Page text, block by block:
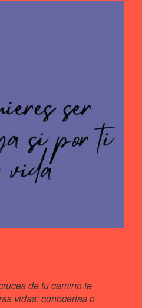
de tu camino te
vidas: conocerlas o